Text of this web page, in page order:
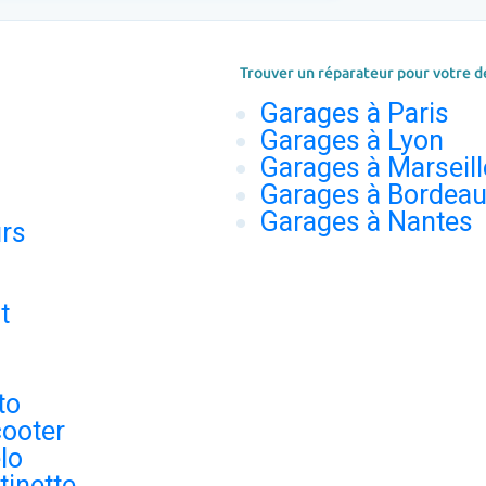
Trouver un réparateur pour votre
Garages à Paris
Garages à Lyon
Garages à
Garages à
Garages à Nantes